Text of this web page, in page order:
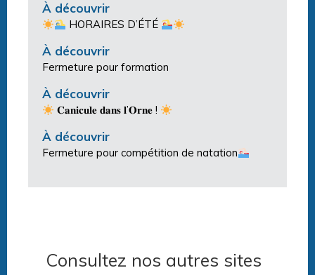
À découvrir
HORAIRES D’ÉTÉ
À découvrir
Fermeture pour formation
À découvrir
𝐂𝐚𝐧𝐢𝐜𝐮𝐥𝐞 𝐝𝐚𝐧𝐬 𝐥’𝐎𝐫𝐧𝐞 !
À découvrir
Fermeture pour compétition de natation
Consultez nos autres sites